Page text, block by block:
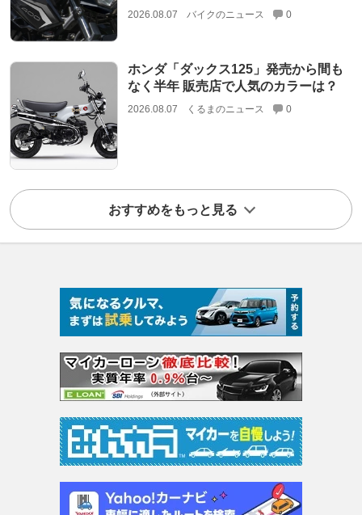
2026.08.07 バイクのニュース 0
ホンダ「ダックス125」発売から間も
なく半年 販売店で人気のカラーは？
2026.08.07 くるまのニュース 0
おすすめをもっと見る